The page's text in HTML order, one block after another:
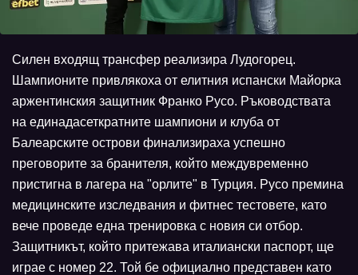
Силен входящ трансфер реализира Лудогорец.
Шампионите привлякоха от елитния испански Майорка
аржентинския защитник Франко Русо. Ръководствата
на единадасеткратните шампиони и клуба от
Балеарските острови финализираха успешно
преговорите за бранителя, който междувременно
пристигна в лагера на "орлите" в Турция. Русо премина
медицинските изследвания и фитнес тестовете, като
вече проведе една тренировка с новия си отбор.
Защитникът, който притежава италиански паспорт, ще
играе с номер 22. Той бе официално представен като